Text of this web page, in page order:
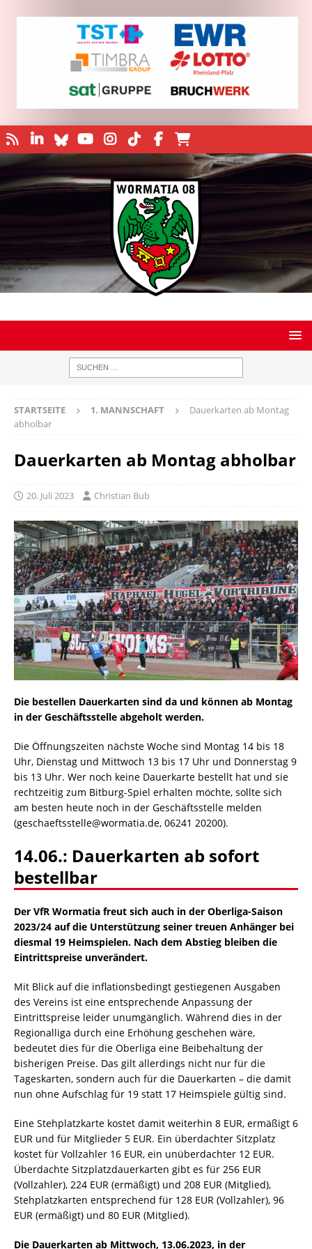
STARTSEITE 1. MANNSCHAFT
Dauerkarten ab Montag
abholbar
Dauerkarten ab Montag abholbar
20. Juli 2023 Christian Bub
Die bestellen Dauerkarten sind da und können ab Montag
in der Geschäftsstelle abgeholt werden.
Die Öffnungszeiten nächste Woche sind Montag 14 bis 18
Uhr, Dienstag und Mittwoch 13 bis 17 Uhr und Donnerstag 9
bis 13 Uhr. Wer noch keine Dauerkarte bestellt hat und sie
rechtzeitig zum Bitburg-Spiel erhalten möchte, sollte sich
am besten heute noch in der Geschäftsstelle melden
(geschaeftsstelle@wormatia.de, 06241 20200).
14.06.: Dauerkarten ab sofort
bestellbar
Der VfR Wormatia freut sich auch in der Oberliga-Saison
2023/24 auf die Unterstützung seiner treuen Anhänger bei
diesmal 19 Heimspielen. Nach dem Abstieg bleiben die
Eintrittspreise unverändert.
Mit Blick auf die inflationsbedingt gestiegenen Ausgaben
des Vereins ist eine entsprechende Anpassung der
Eintrittspreise leider unumgänglich. Während dies in der
Regionalliga durch eine Erhöhung geschehen wäre,
bedeutet dies für die Oberliga eine Beibehaltung der
bisherigen Preise. Das gilt allerdings nicht nur für die
Tageskarten, sondern auch für die Dauerkarten – die damit
nun ohne Aufschlag für 19 statt 17 Heimspiele gültig sind.
Eine Stehplatzkarte kostet damit weiterhin 8 EUR, ermäßigt 6
EUR und für Mitglieder 5 EUR. Ein überdachter Sitzplatz
kostet für Vollzahler 16 EUR, ein unüberdachter 12 EUR.
Überdachte Sitzplatzdauerkarten gibt es für 256 EUR
(Vollzahler), 224 EUR (ermäßigt) und 208 EUR (Mitglied),
Stehplatzkarten entsprechend für 128 EUR (Vollzahler), 96
EUR (ermäßigt) und 80 EUR (Mitglied).
Die Dauerkarten ab Mittwoch, 13.06.2023, in der